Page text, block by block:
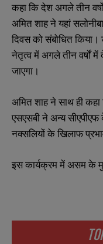
कहा कि देश अगले तीन
अमित शाह ने यहां
दिवस को संबोधित किया।
नेतृत्व में अगले तीन वर्षों
जाएगा।
अमित शाह ने साथ ही कहा
एसएसबी ने अन्य
नक्सलियों के खिलाफ
इस कार्यक्रम में असम के